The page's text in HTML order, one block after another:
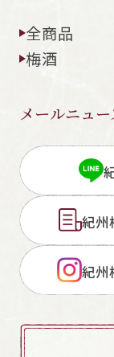
全商品
梅酒
メールニュ
紀州
紀州